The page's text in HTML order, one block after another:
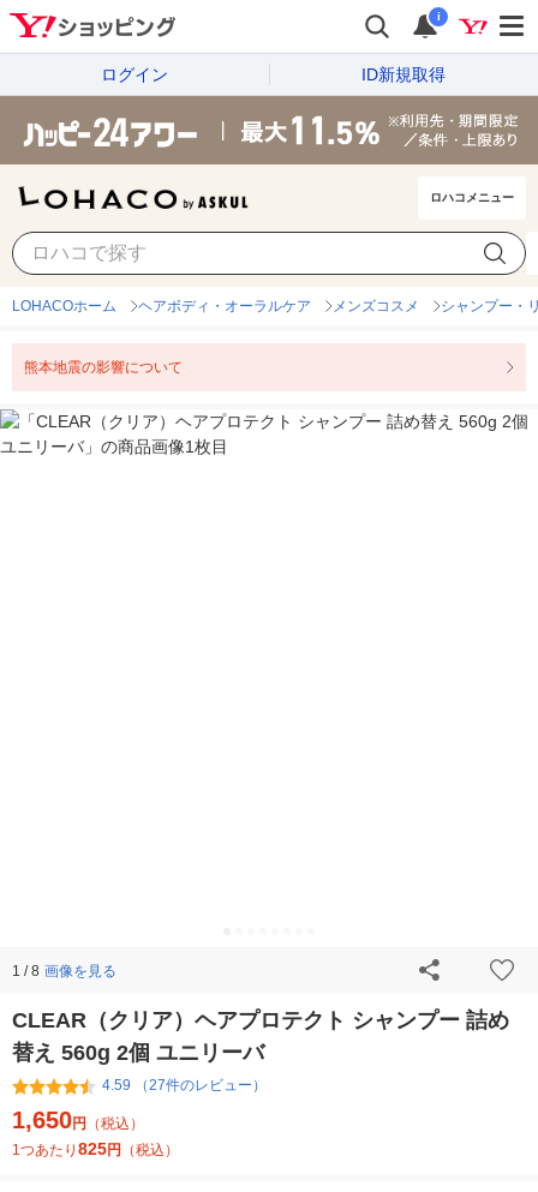
i
ログイン ID新規取得
ロハコメニュー
LOHACOホーム ヘアボディ・オーラルケア メンズコスメ シャンプー・
熊本地震の影響について
1 / 8 画像を見る
CLEAR（クリア）ヘアプロテクト シャンプー 詰め
替え 560g 2個 ユニリーバ
4.59 （27件のレビュー）
1,650円
（税込）
1つあたり 825円 （税込）